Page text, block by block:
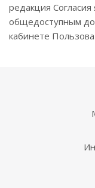
редакция
общедоступным
кабинете